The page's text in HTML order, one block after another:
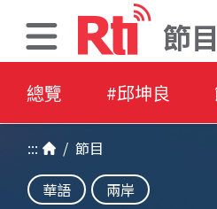
節目
總覽 #邱坤良
::: / 節目
華語
兩岸